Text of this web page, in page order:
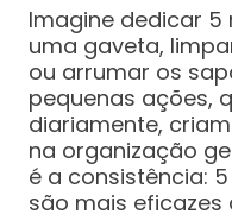
Imagine dedicar
uma gaveta,
ou arrumar os
pequenas ações,
diariamente,
na organização
é a consistência:
são mais eficazes